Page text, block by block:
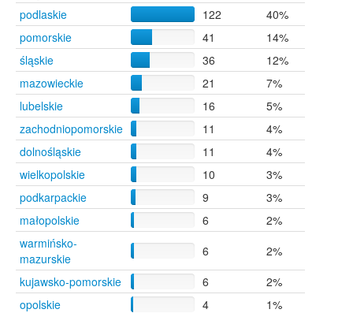
Częstochowa
4
Dydule
4
Gdańsk
4
Kędzierzyn-Koźle
4
Nałęczów
4
Radomsko
4
Siedlce
4
Siemiatycze
4
Suwałki
4
Krywiatycze
3
Warszawa
3
Olchówka
2
Braszowice
1
Dojlidy Górne
1
Guszczewina
1
Olbrachcice Wielkie
1
Tarnów
1
podlaskie
122
40%
pomorskie
41
14%
śląskie
36
12%
mazowieckie
21
7%
lubelskie
16
5%
zachodniopomorskie
11
4%
dolnośląskie
11
4%
wielkopolskie
10
3%
podkarpackie
9
3%
małopolskie
6
2%
warmińsko-
mazurskie
6
2%
kujawsko-pomorskie
6
2%
opolskie
4
1%